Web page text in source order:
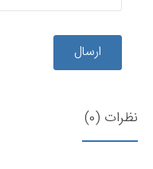
ارسال
نظرات (0)